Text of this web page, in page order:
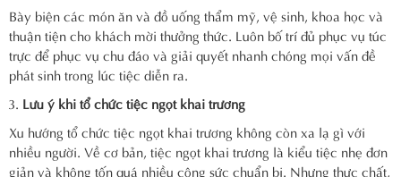
Bày biện các món ăn và đồ uống thẩm mỹ, vệ sinh, khoa học và
thuận tiện cho khách mời thưởng thức. Luôn bố trí đủ phục vụ túc
trực để phục vụ chu đáo và giải quyết nhanh chóng mọi vấn đề
phát sinh trong lúc tiệc diễn ra.
Lưu ý khi tổ chức tiệc ngọt khai trương
Xu hướng tổ chức tiệc ngọt khai trương không còn xa lạ gì với
nhiều người. Về cơ bản, tiệc ngọt khai trương là kiểu tiệc nhẹ đơn
giản và không tốn quá nhiều công sức chuẩn bị. Nhưng thực chất,